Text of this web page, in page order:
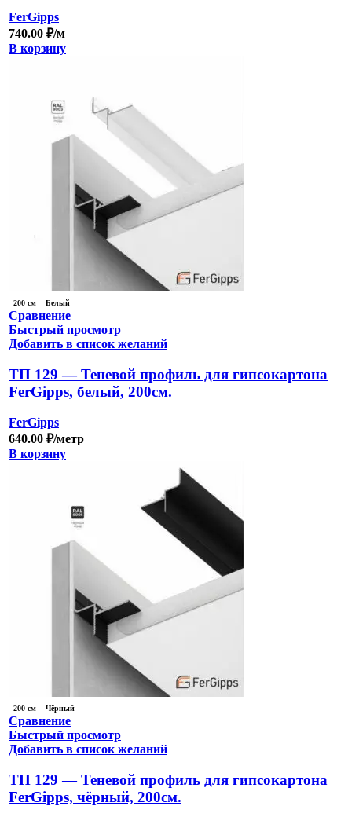
FerGipps
740.00 ₽/м
В корзину
200 см Белый
Сравнение
Быстрый просмотр
Добавить в список желаний
ТП 129 — Теневой профиль для гипсокартона
FerGipps, белый, 200см.
FerGipps
640.00 ₽/метр
В корзину
200 см Чёрный
Сравнение
Быстрый просмотр
Добавить в список желаний
ТП 129 — Теневой профиль для гипсокартона
FerGipps, чёрный, 200см.